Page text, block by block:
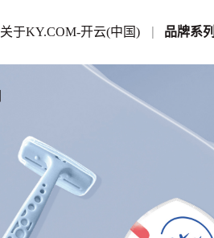
关于KY.COM-开云(中国) 品牌系列